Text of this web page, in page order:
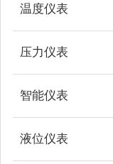
温度仪表
压力仪表
智能仪表
液位仪表